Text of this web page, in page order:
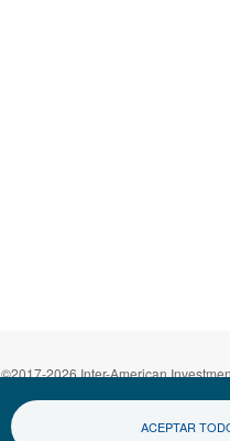
©2017-2026 Inter-American
ACEPTAR